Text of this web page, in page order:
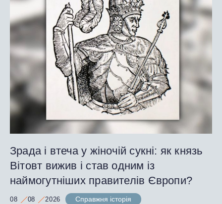
Зрада і втеча у жіночій сукні: як князь
Вітовт вижив і став одним із
наймогутніших правителів Європи?
08 08 2026
Справжня історія